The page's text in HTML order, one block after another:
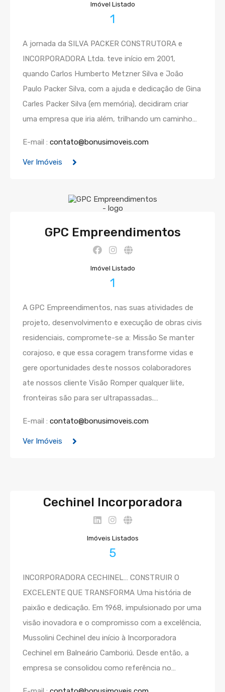
Imóvel Listado
1
A jornada da SILVA PACKER CONSTRUTORA e
INCORPORADORA Ltda. teve início em 2001,
quando Carlos Humberto Metzner Silva e João
Paulo Packer Silva, com a ajuda e dedicação de Gina
Carles Packer Silva (em memória), decidiram criar
uma empresa que iria além, trilhando um caminho…
E-mail : contato@bonusimoveis.com
Ver Imóveis
GPC Empreendimentos
Imóvel Listado
1
A GPC Empreendimentos, nas suas atividades de
projeto, desenvolvimento e execução de obras civis
residenciais, compromete-se a: Missão Se manter
corajoso, e que essa coragem transforme vidas e
gere oportunidades deste nossos colaboradores
ate nossos cliente Visão Romper qualquer liite,
fronteiras são para ser ultrapassadas.…
E-mail : contato@bonusimoveis.com
Ver Imóveis
Cechinel Incorporadora
Imóveis Listados
5
INCORPORADORA CECHINEL… CONSTRUIR O
EXCELENTE QUE TRANSFORMA Uma história de
paixão e dedicação. Em 1968, impulsionado por uma
visão inovadora e o compromisso com a excelência,
Mussolini Cechinel deu início à Incorporadora
Cechinel em Balneário Camboriú. Desde então, a
empresa se consolidou como referência no…